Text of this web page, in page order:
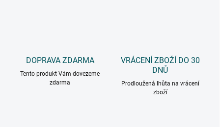
DOPRAVA ZDARMA
Tento produkt Vám dovezeme
zdarma
VRÁCENÍ ZBOŽÍ DO 30
DNŮ
Prodloužená lhůta na vrácení
zboží